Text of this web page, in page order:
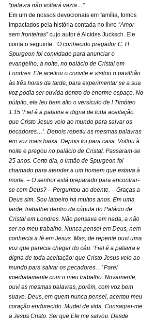
“palavra não voltará vazia…”
Em um de nossos devocionais em família, fomos
impactados pela história contada no livro “Amor
sem fronteiras” cujo autor é Alcides Jucksch. Ele
conta o seguinte: “O conhecido pregador C. H.
Spurgeon foi convidado para anunciar o
evangelho, à noite, no palácio de Cristal em
Londres. Ele aceitou o convite e visitou o pavilhão
às três horas da tarde, para experimentar se a sua
voz podia ser ouvida dentro do enorme espaço. No
púlpito, ele leu bem alto o versículo de I Timóteo
1.15 ‘Fiel é a palavra e digna de toda aceitação:
que Cristo Jesus veio ao mundo para salvar os
pecadores…’. Depois repetiu as mesmas palavras
em voz mais baixa. Depois foi para casa. Voltou à
noite e pregou no palácio de Cristal. Passaram-se
25 anos. Certo dia, o irmão de Spurgeon foi
chamado para atender a um homem que estava à
morte. – O senhor está preparado para encontrar-
se com Deus? – Perguntou ao doente. – Graças a
Deus sim. Sou latoeiro há muitos anos. Em uma
tarde, trabalhei dentro da cúpula do Palácio de
Cristal em Londres. Não pensava em nada, a não
ser no meu trabalho. Nunca pensei em Deus, nem
conhecia a fé em Jesus. Mas, de repente ouvi uma
voz que parecia chegar do céu: ‘Fiel é a palavra e
digna de toda aceitação: que Cristo Jesus veio ao
mundo para salvar os pecadores…’ Parei
imediatamente com o meu trabalho. Novamente,
ouvi as mesmas palavras, porém, com voz bem
suave. Deus, em quem nunca pensei, acertou meu
coração endurecido. Mudei de vida. Consagrei-me
a Jesus Cristo. Sei que Ele me salvou. Desde